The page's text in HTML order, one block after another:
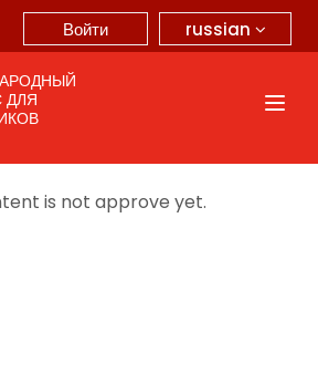
russian
Войти
ДЛЯ
is not approve yet.